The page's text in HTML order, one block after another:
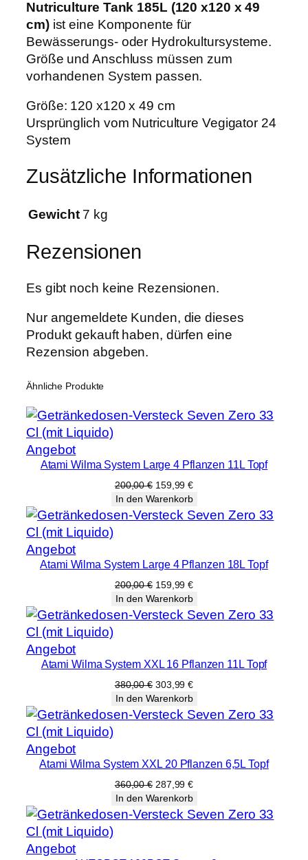
4
5
,
0
0
€
€
a
n
k
1
8
L
(
1
0
1
0
4
c
m
)
e
g
e
Nutriculture Tank 185L (120 x120 x 49
cm)ist eine Komponente für
Bewässerungs- oder Hydrokultursysteme.
Größe und Anschluss müssen zum
vorhandenen System passen.
Größe: 120 x120 x 49 cm
Ursprünglich vom Nutriculture Vegigator 24
System
Zusätzliche Informationen
Gewicht 7 kg
Rezensionen
Es gibt noch keine Rezensionen.
Nur angemeldete Kunden, die dieses
Produkt gekauft haben, dürfen eine
Rezension abgeben.
Ähnliche Produkte
AngebotProdukt
im
Angebot
Atami Wilma System Large 4 Pflanzen 11L Topf
200,00€ Ursprünglicher
Preis
war:
200,00 €
159,99€Aktueller
Preis
ist:
159,99 €.
In den Warenkorb
AngebotProdukt
im
Angebot
Atami Wilma System Large 4 Pflanzen 18L Topf
200,00€ Ursprünglicher
Preis
war:
200,00 €
159,99€Aktueller
Preis
ist:
159,99 €.
In den Warenkorb
AngebotProdukt
im
Angebot
Atami Wilma System XXL 16 Pflanzen 11L Topf
380,00€ Ursprünglicher
Preis
war:
380,00 €
303,99€Aktueller
Preis
ist:
303,99 €.
In den Warenkorb
AngebotProdukt
im
Angebot
Atami Wilma System XXL 20 Pflanzen 6,5L Topf
360,00€ Ursprünglicher
Preis
war:
360,00 €
287,99€Aktueller
Preis
ist:
287,99 €.
In den Warenkorb
AngebotProdukt